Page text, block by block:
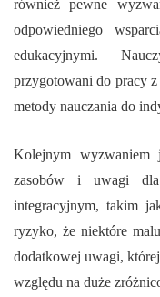
również pewne
odpowiedniego
edukacyjnymi.
przygotowani do pracy
metody nauczania do
Kolejnym wyzwaniem
zasobów i uwagi
integracyjnym, takim
ryzyko, że niektóre
dodatkowej uwagi,
względu na duże